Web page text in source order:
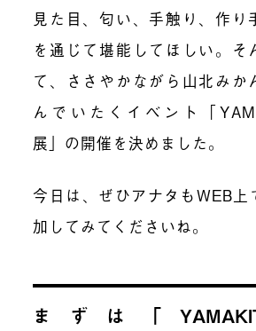
見た目、匂い、手触り、作り
を通じて堪能してほしい。そ
て、ささやかながら山北みか
んでいたくイベント「
展」の開催を決めました。
今日は、ぜひアナタもWEB上
加してみてくださいね。
まずは「